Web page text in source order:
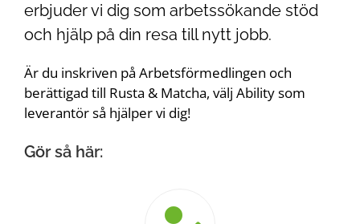
erbjuder vi dig som arbetssökande stöd
och hjälp på din resa till nytt jobb.
Är du inskriven på Arbetsförmedlingen och
berättigad till Rusta & Matcha, välj Ability som
leverantör så hjälper vi dig!
Gör så här: